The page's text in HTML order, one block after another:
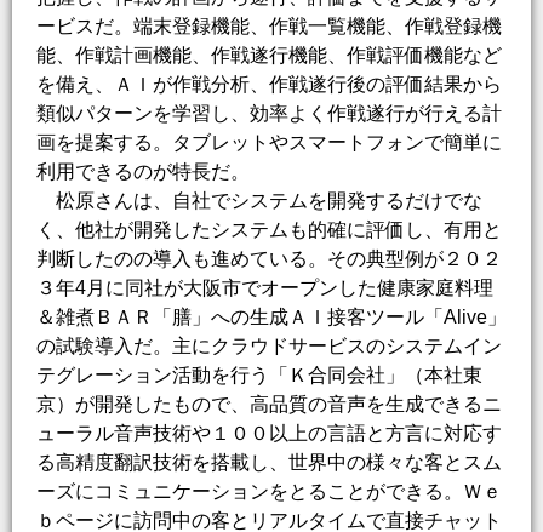
ービスだ。端末登録機能、作戦一覧機能、作戦登録機
能、作戦計画機能、作戦遂行機能、作戦評価機能など
を備え、ＡＩが作戦分析、作戦遂行後の評価結果から
類似パターンを学習し、効率よく作戦遂行が行える計
画を提案する。タブレットやスマートフォンで簡単に
利用できるのが特長だ。
松原さんは、自社でシステムを開発するだけでな
く、他社が開発したシステムも的確に評価し、有用と
判断したのの導入も進めている。その典型例が２０２
３年4月に同社が大阪市でオープンした健康家庭料理
＆雑煮ＢＡＲ「膳」への生成ＡＩ接客ツール「Alive」
の試験導入だ。主にクラウドサービスのシステムイン
テグレーション活動を行う「Ｋ合同会社」（本社東
京）が開発したもので、高品質の音声を生成できるニ
ューラル音声技術や１００以上の言語と方言に対応す
る高精度翻訳技術を搭載し、世界中の様々な客とスム
ーズにコミュニケーションをとることができる。Ｗｅ
ｂページに訪問中の客とリアルタイムで直接チャット